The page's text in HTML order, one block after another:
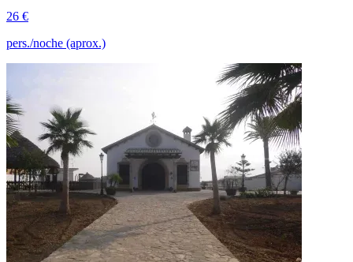
26 €
pers./noche (aprox.)